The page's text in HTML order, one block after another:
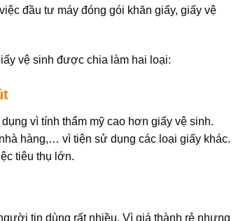
đầu tư máy đóng gói khăn giấy, giấy vệ
vệ sinh được chia làm hai loại:
vì tính thẩm mỹ cao hơn giấy vệ sinh.
hàng,… vì tiện sử dụng các loại giấy khác.
tiêu thụ lớn.
tin dùng rất nhiều. Vì giá thành rẻ nhưng